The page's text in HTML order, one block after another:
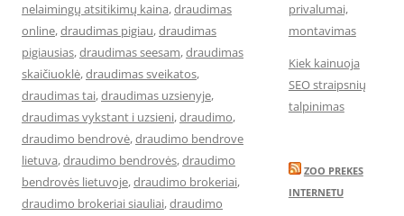
nelaimingų atsitikimų kaina,draudimas
online,draudimas pigiau,draudimas
pigiausias,draudimas seesam,draudimas
skaičiuoklė,draudimas sveikatos,
draudimas tai,draudimas uzsienyje,
draudimas vykstant i uzsieni,draudimo,
draudimo bendrovė,draudimo bendrove
lietuva,draudimo bendrovės,draudimo
bendrovės lietuvoje,draudimo brokeriai,
draudimo brokeriai siauliai,draudimo
privalumai,
montavimas
Kiek kainuoja
SEO straipsnių
talpinimas
ZOO PREKES
INTERNETU